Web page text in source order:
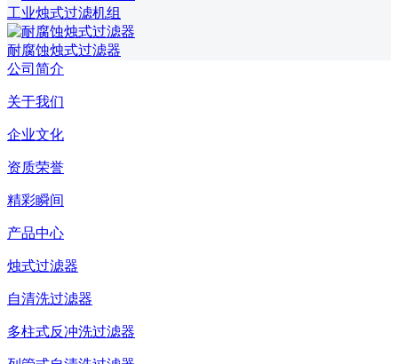
工业烛式过滤机组
耐腐蚀烛式过滤器
公司简介
关于我们
企业文化
资质荣誉
精彩瞬间
产品中心
烛式过滤器
自清洗过滤器
多柱式反冲洗过滤器